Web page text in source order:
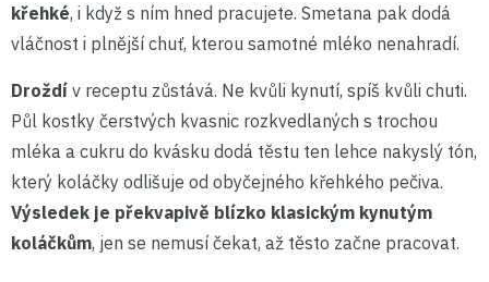
křehké, i když s ním hned pracujete. Smetana pak dodá
vláčnost i plnější chuť, kterou samotné mléko nenahradí.
Droždí v receptu zůstává. Ne kvůli kynutí, spíš kvůli chuti.
Půl kostky čerstvých kvasnic rozkvedlaných s trochou
mléka a cukru do kvásku dodá těstu ten lehce nakyslý tón,
který koláčky odlišuje od obyčejného křehkého pečiva.
Výsledek je překvapivě blízko klasickým kynutým
koláčkům, jen se nemusí čekat, až těsto začne pracovat.